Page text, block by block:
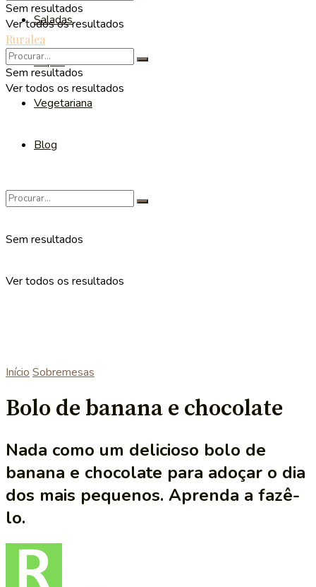
Saladas
Sopas
Vegetariana
Blog
Sem resultados
Ver todos os resultados
Sem resultados
Ver todos os resultados
Ruralea
Sem resultados
Ver todos os resultados
Início Sobremesas
Bolo de banana e chocolate
Nada como um delicioso bolo de
banana e chocolate para adoçar o dia
dos mais pequenos. Aprenda a fazê-
lo.